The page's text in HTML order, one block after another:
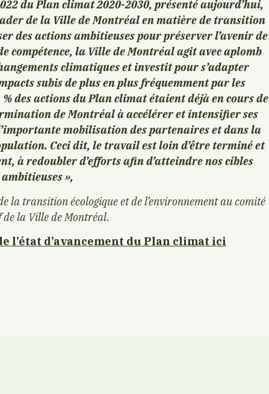
du Plan climat 2020-2030, présenté aujourd’hui,
de la Ville de Montréal en matière de transition
des actions ambitieuses pour préserver l’avenir de
compétence, la Ville de Montréal agit avec aplomb
climatiques et investit pour s’adapter
subis de plus en plus fréquemment par les
des actions du Plan climat étaient déjà en cours de
de Montréal à accélérer et intensifier ses
mobilisation des partenaires et dans la
Ceci dit, le travail est loin d’être terminé et
à redoubler d’efforts afin d’atteindre nos cibles
ambitieuses »,
la transition écologique et de l’environnement au comité
de la Ville de Montréal.
l’état d’avancement du Plan climat ici